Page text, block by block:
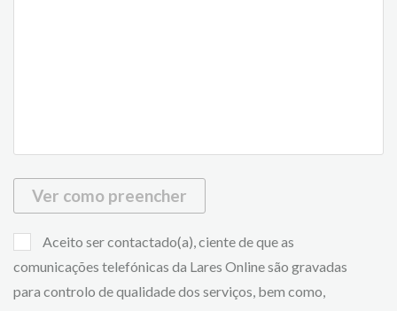
Ver como preencher
Aceito ser contactado(a), ciente de que as
comunicações telefónicas da Lares Online são gravadas
para controlo de qualidade dos serviços, bem como,